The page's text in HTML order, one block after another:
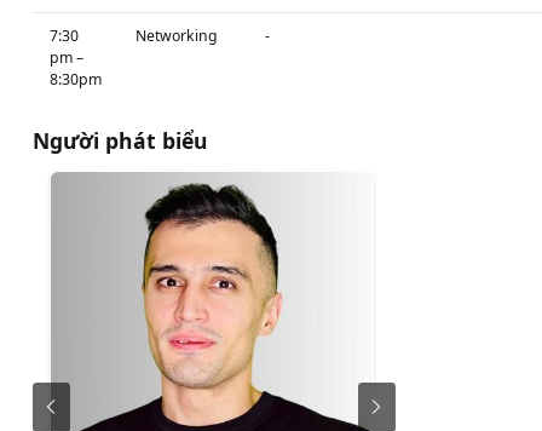
7:30
pm –
8:30pm
Networking -
Người phát biểu